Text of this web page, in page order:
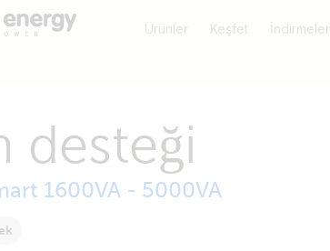
Ürünler Keşfet İndirmeler
desteği
1600VA - 5000VA